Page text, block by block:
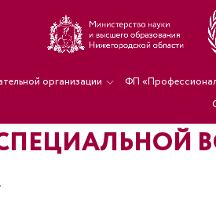
организации ФП